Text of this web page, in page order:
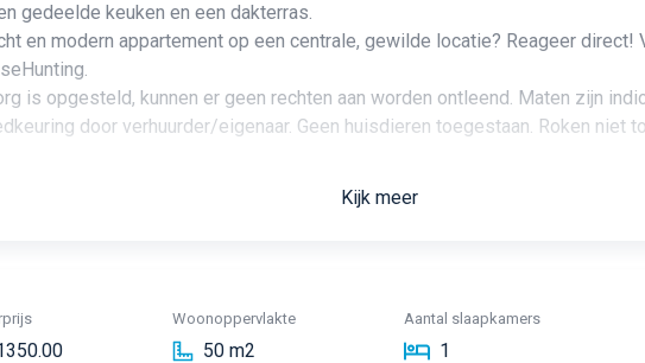
gedeelde keuken en een dakterras.
en modern appartement op een centrale, gewilde locatie? Reageer
is opgesteld, kunnen er geen rechten aan worden ontleend. Maten zijn
door verhuurder/eigenaar. Geen huisdieren toegestaan. Roken niet
Kijk meer
Woonoppervlakte
50 m2
Aantal slaapkamers
1